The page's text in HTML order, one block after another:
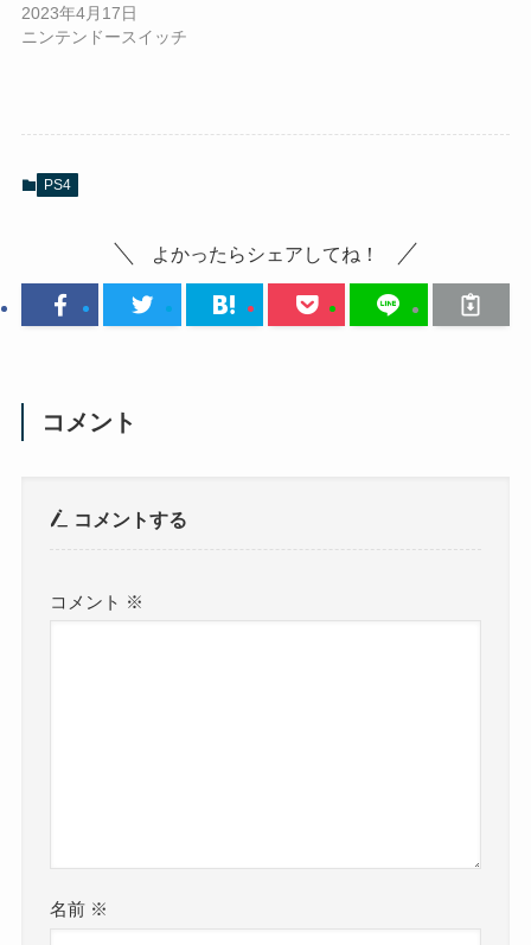
2023年4月17日
ニンテンドースイッチ
PS4
よかったらシェアしてね！
コメント
コメントする
コメント ※
名前 ※